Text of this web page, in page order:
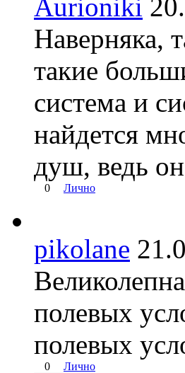
Aurioniki
Наверняка,
такие
система и
найдется
душ, ведь
0 Лично
pikolane
полевых
полевых
0 Лично